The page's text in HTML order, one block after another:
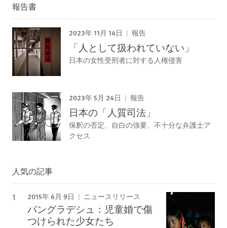
報告書
2023年 11月 14日 報告
「人として扱われていない」
日本の女性受刑者に対する人権侵害
2023年 5月 24日 報告
日本の「人質司法」
保釈の否定、自白の強要、不十分な弁護士ア
クセス
人気の記事
2015年 6月 9日 ニュースリリース
バングラデシュ：児童婚で傷
つけられた少女たち